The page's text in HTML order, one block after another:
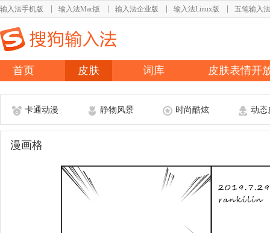
输入法手机版 输入法Mac版 输入法企业版 输入法Linux版 五笔输入法
首页 皮肤 词库 皮肤表情开
卡通动漫 静物风景 时尚酷炫 动态
漫画格